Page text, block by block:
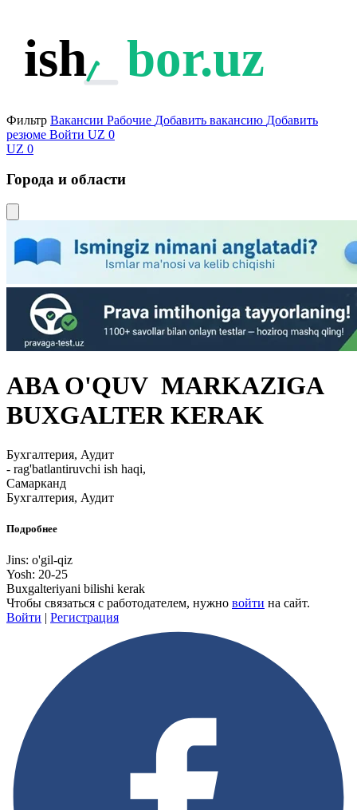
ish bor.uz
Фильтр Вакансии Рабочие Добавить вакансию Добавить
резюме Войти UZ 0
UZ 0
Города и области
ABA O'QUV MARKAZIGA
BUXGALTER KERAK
Бухгалтерия, Аудит
- rag'batlantiruvchi ish haqi,
Самарканд
Бухгалтерия, Аудит
Подробнее
Jins: o'gil-qiz
Yosh: 20-25
Buxgalteriyani bilishi kerak
Чтобы связаться с работодателем, нужно войти на сайт.
Войти | Регистрация